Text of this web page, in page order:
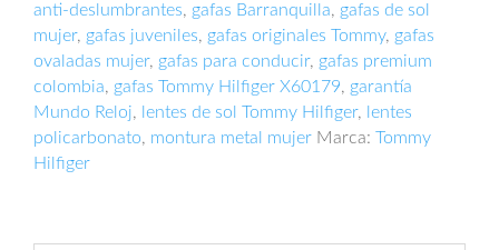
anti‑deslumbrantes, gafas Barranquilla, gafas de sol
mujer, gafas juveniles, gafas originales Tommy, gafas
ovaladas mujer, gafas para conducir, gafas premium
colombia, gafas Tommy Hilfiger X60179, garantía
Mundo Reloj, lentes de sol Tommy Hilfiger, lentes
policarbonato, montura metal mujer Marca: Tommy
Hilfiger